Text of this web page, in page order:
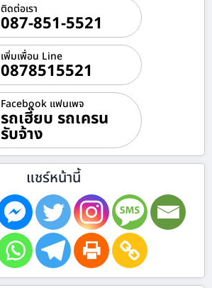
ติดต่อเรา
087-851-5521
เพิ่มเพื่อน Line
0878515521
Facebook แฟนเพจ
รถเฮี๊ยบ รถเครน
รับจ้าง
แชร์หน้านี้